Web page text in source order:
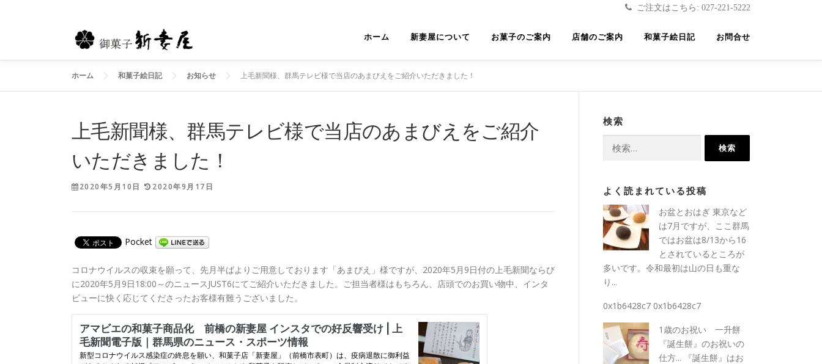
ご注文はこちら: 027-221-5222
ン
ホーム 新妻屋について お菓子のご案内 店舗のご案内 和菓子絵日記 お問合せ
ホーム 和菓子絵日記 お知らせ 上毛新聞様、群馬テレビ様で当店のあまびえをご紹介いただきました！
上毛新聞様、群馬テレビ様で当店のあまびえをご紹介
いただきました！
2020年5月10日 2020年9月17日
Pocket
コロナウイルスの収束を願って、先月半ばよりご用意しております「あまびえ」様ですが、2020年5月9日付の上毛新聞ならび
に2020年5月9日18:00～のニュースJUST6にてご紹介いただきました。ご担当者様はもちろん、店頭でのお買い物中、インタ
ビューに快く応じてくださったお客様有難うございました。
検索
よく読まれている投稿
お盆とおはぎ 東京など
は7月ですが、ここ群馬
ではお盆は8/13から16
とされているところが
多いです。令和最初は山の日も重な
り...
0x1b6428c7 0x1b6428c7
1歳のお祝い 一升餅
『誕生餅』のお祝いの
仕方...
『誕生餅』はお